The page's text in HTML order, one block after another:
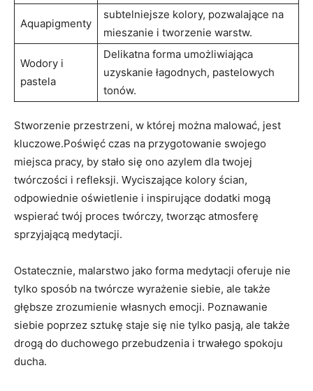
Aquapigmenty
subtelniejsze kolory, pozwalające na
mieszanie i tworzenie warstw.
Wodory i
pastela
Delikatna forma umożliwiająca
uzyskanie łagodnych, pastelowych
tonów.
Stworzenie przestrzeni, w której można malować, jest
kluczowe.Poświęć czas na przygotowanie swojego
miejsca pracy, by stało się ono azylem dla twojej
twórczości i refleksji. Wyciszające kolory ścian,
odpowiednie oświetlenie i inspirujące dodatki mogą
wspierać twój proces twórczy, tworząc atmosferę
sprzyjającą medytacji.
Ostatecznie, malarstwo jako forma medytacji oferuje nie
tylko sposób na twórcze wyrażenie siebie, ale także
głębsze zrozumienie własnych emocji. Poznawanie
siebie poprzez sztukę staje się nie tylko pasją, ale także
drogą do duchowego przebudzenia i trwałego spokoju
ducha.